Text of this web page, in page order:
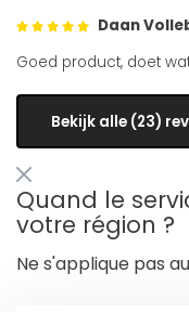
Daan
Goed product, doet
Bekijk alle (23)
Quand le
votre région ?
Ne s'applique pas